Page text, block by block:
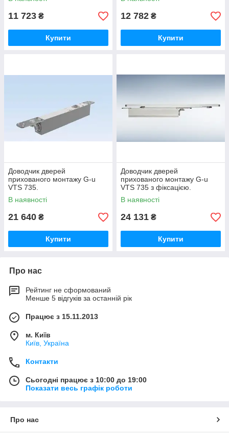
11 723 ₴
Купити
12 782 ₴
Купити
Доводчик дверей
прихованого монтажу G-u
VTS 735.
В наявності
21 640 ₴
Купити
Доводчик дверей
прихованого монтажу G-u
VTS 735 з фіксацією.
В наявності
24 131 ₴
Купити
Про нас
Рейтинг не сформований
Менше 5 відгуків за останній рік
Працює з 15.11.2013
м. Київ
Київ, Україна
Контакти
Сьогодні працює з 10:00 до 19:00
Показати весь графік роботи
Про нас